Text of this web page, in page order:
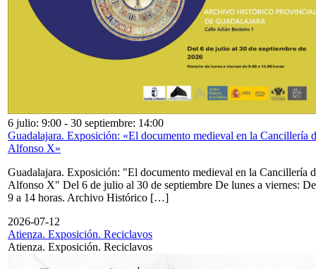
6 julio: 9:00 - 30 septiembre: 14:00
Guadalajara. Exposición: «El documento medieval en la Cancillería
Alfonso X»
Guadalajara. Exposición: "El documento medieval en la Cancillería
Alfonso X" Del 6 de julio al 30 de septiembre De lunes a viernes: De
9 a 14 horas. Archivo Histórico […]
2026-07-12
Atienza. Exposición. Reciclavos
Atienza. Exposición. Reciclavos